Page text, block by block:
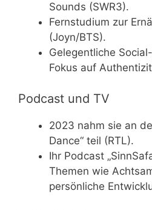
Sounds (SWR3).
Fernstudium zur
(Joyn/BTS).
Gelegentliche
Fokus auf
Podcast und TV
2023 nahm sie an
Dance“ teil (RTL).
Ihr Podcast
Themen wie
persönliche